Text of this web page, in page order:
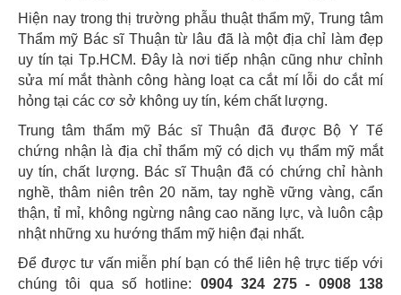
Hiện nay trong thị trường phẫu thuật thẩm mỹ, Trung tâm
Thẩm mỹ Bác sĩ Thuận từ lâu đã là một địa chỉ làm đẹp
uy tín tại Tp.HCM. Đây là nơi tiếp nhận cũng như chỉnh
sửa mí mắt thành công hàng loạt ca cắt mí lỗi do cắt mí
hỏng tại các cơ sở không uy tín, kém chất lượng.
Trung tâm thẩm mỹ Bác sĩ Thuận đã được Bộ Y Tế
chứng nhận là địa chỉ thẩm mỹ có dịch vụ thẩm mỹ mắt
uy tín, chất lượng. Bác sĩ Thuận đã có chứng chỉ hành
nghề, thâm niên trên 20 năm, tay nghề vững vàng, cẩn
thận, tỉ mỉ, không ngừng nâng cao năng lực, và luôn cập
nhật những xu hướng thẩm mỹ hiện đại nhất.
Để được tư vấn miễn phí bạn có thể liên hệ trực tiếp với
chúng tôi qua số hotline: 0904 324 275 - 0908 138